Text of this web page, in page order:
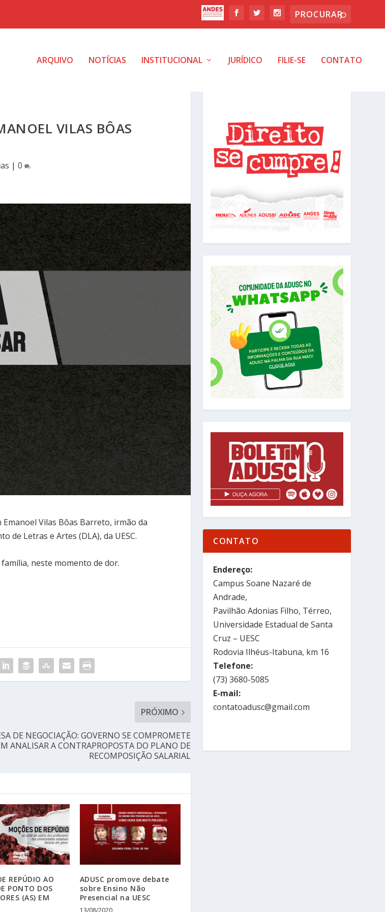
ARQUIVO NOTÍCIAS INSTITUCIONAL JURÍDICO FILIE-SE CONTATO
VILAS BÔAS
|0
Vilas Bôas Barreto, irmão da
de Letras e Artes (DLA), da UESC.
neste momento de dor.
PRÓXIMO
DE NEGOCIAÇÃO: GOVERNO SE COMPROMETE
ANALISAR A CONTRAPROPOSTA DO PLANO DE
RECOMPOSIÇÃO SALARIAL
REPÚDIO AO
PONTO DOS
(AS) EM
ADUSC promove debate
sobre Ensino Não
Presencial na UESC
CONTATO
Endereço:
Campus Soane Nazaré de
Andrade,
Pavilhão Adonias Filho, Térreo,
Universidade Estadual de Santa
Cruz – UESC
Rodovia Ilhéus-Itabuna, km 16
Telefone:
(73) 3680-5085
E-mail:
contatoadusc@gmail.com